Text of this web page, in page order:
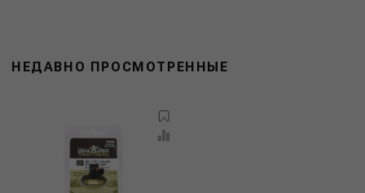
НЕДАВНО ПРОСМОТРЕННЫЕ